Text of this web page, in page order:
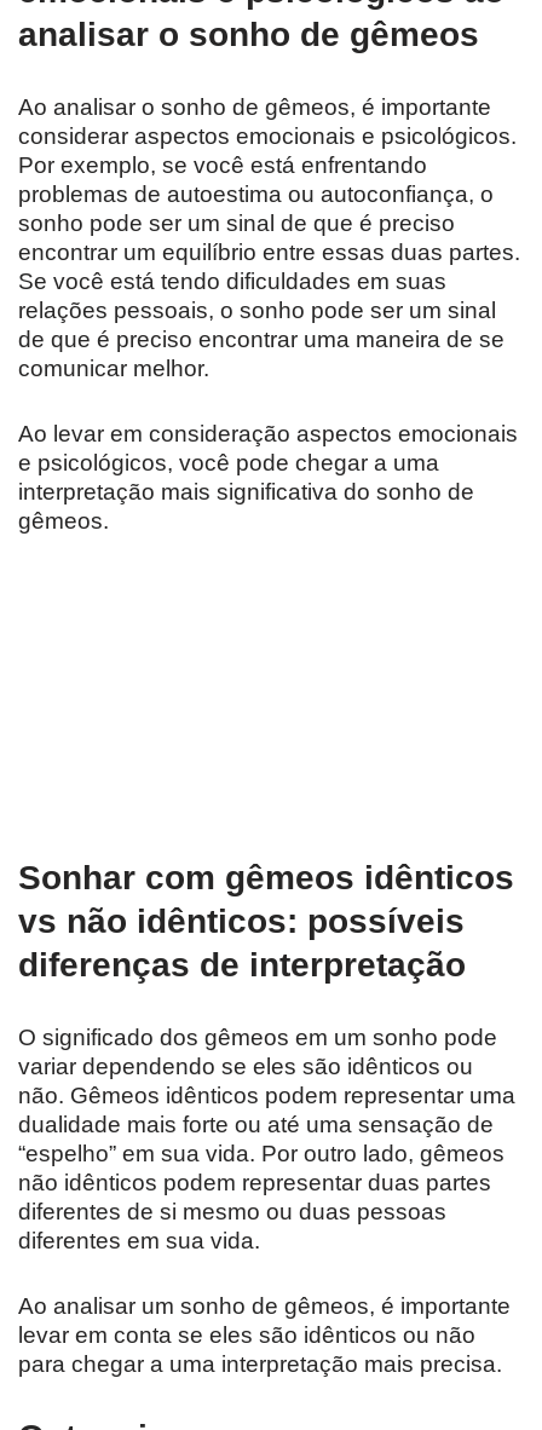
analisar o sonho de gêmeos
Ao analisar o sonho de gêmeos, é importante
considerar aspectos emocionais e psicológicos.
Por exemplo, se você está enfrentando
problemas de autoestima ou autoconfiança, o
sonho pode ser um sinal de que é preciso
encontrar um equilíbrio entre essas duas partes.
Se você está tendo dificuldades em suas
relações pessoais, o sonho pode ser um sinal
de que é preciso encontrar uma maneira de se
comunicar melhor.
Ao levar em consideração aspectos emocionais
e psicológicos, você pode chegar a uma
interpretação mais significativa do sonho de
gêmeos.
Sonhar com gêmeos idênticos
vs não idênticos: possíveis
diferenças de interpretação
O significado dos gêmeos em um sonho pode
variar dependendo se eles são idênticos ou
não. Gêmeos idênticos podem representar uma
dualidade mais forte ou até uma sensação de
“espelho” em sua vida. Por outro lado, gêmeos
não idênticos podem representar duas partes
diferentes de si mesmo ou duas pessoas
diferentes em sua vida.
Ao analisar um sonho de gêmeos, é importante
levar em conta se eles são idênticos ou não
para chegar a uma interpretação mais precisa.